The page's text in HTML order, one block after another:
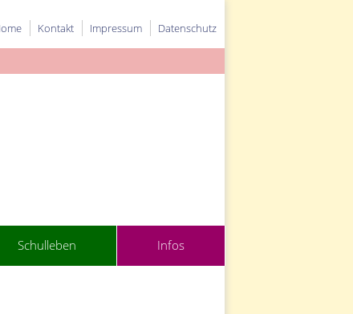
Kontakt Impressum Datenschutz
Schulleben Infos